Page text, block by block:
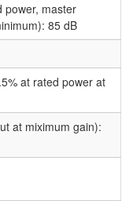
power, master
85 dB
at rated power at
at miximum gain):